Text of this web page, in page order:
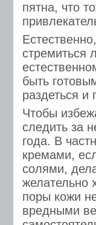
пятна, что
стремиться
быть
раздеться и
Чтобы
следить за
года. В
кремами,
солями,
желательно
поры кожи
вредными